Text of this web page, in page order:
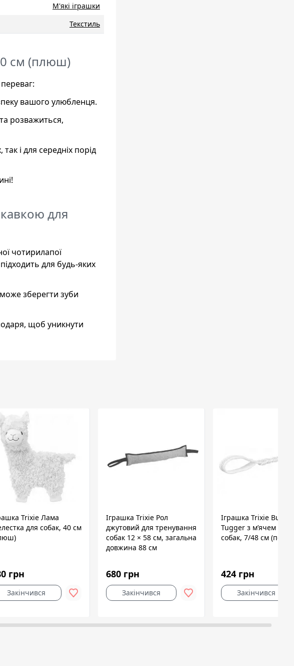
М'які іграшки
Текстиль
см (плюш)
вашого улюбленця.
розважиться,
і для середніх порід
для
чотирилапої
для будь-яких
зберегти зуби
щоб уникнути
Trixie Лама
для собак, 40 см
грн
Закінчився
Іграшка Trixie Рол
джутовий для тренування
собак 12 × 58 см, загальна
довжина 88 см
680 грн
Закінчився
Іграшка Trixie
Tugger з м’ячем для
собак, 7/48 см
424 грн
Закінчився